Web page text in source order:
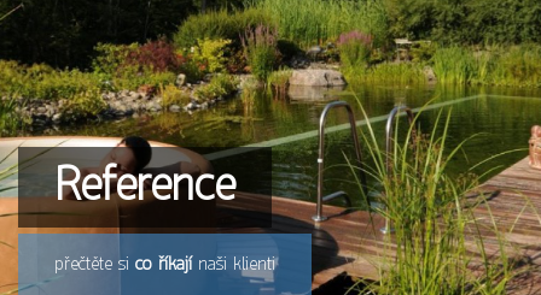
Reference
přečtěte si co říkajínaši klienti